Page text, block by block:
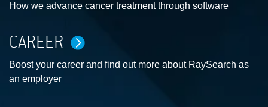
How we advance cancer treatment through software
CAREER
Boost your career and find out more about RaySearch as
an employer